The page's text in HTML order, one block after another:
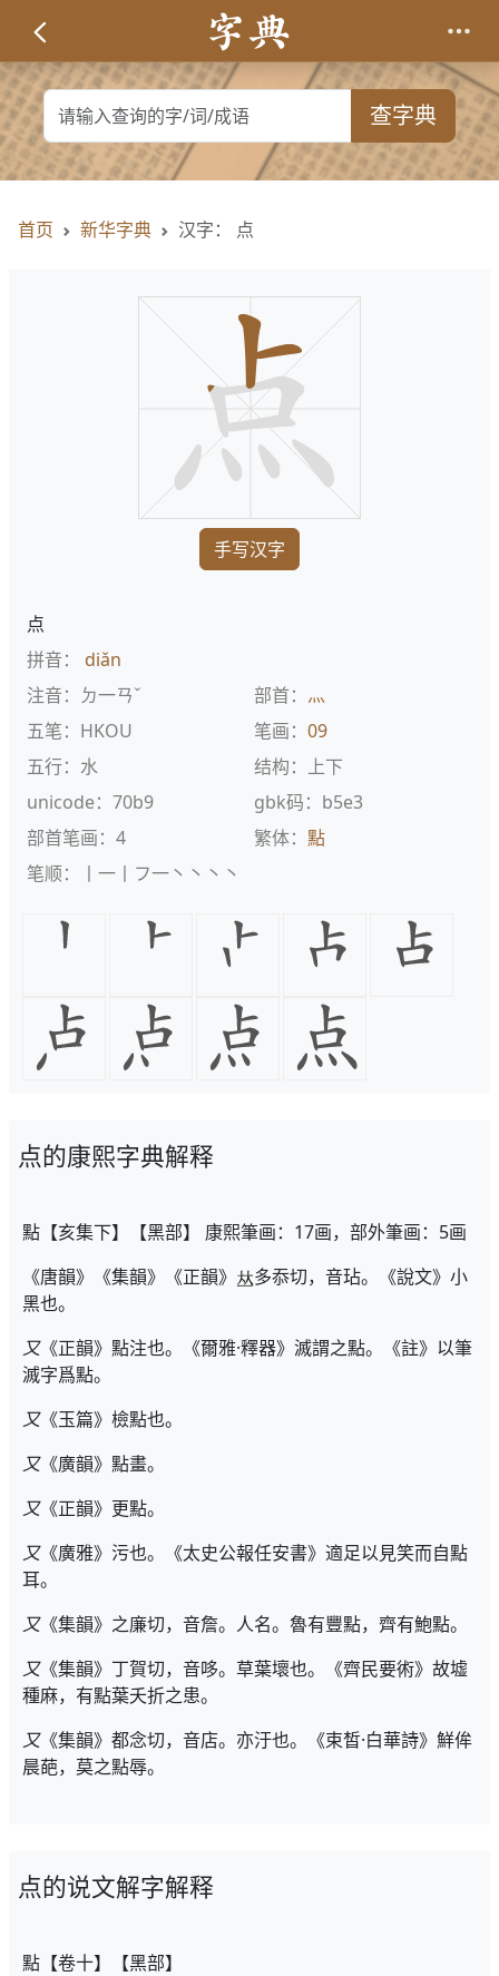
查字典
首页 新华字典 汉字： 点
手写汉字
点
拼音： diǎn
注音：ㄉ一ㄢˇ
部首： 灬
五笔：HKOU
笔画： 09
五行：水
结构：上下
unicode：70b9
gbk码：b5e3
部首笔画：4
繁体： 點
笔顺：丨一丨フ一丶丶丶丶
点的康熙字典解释
點【亥集下】【黑部】 康熙筆画：17画，部外筆画：5画
《唐韻》《集韻》《正韻》
多忝切，音玷。《說文》小
黑也。
又《正韻》點注也。《爾雅·釋器》滅謂之點。《註》以筆
滅字爲點。
又《玉篇》檢點也。
又《廣韻》點畫。
又《正韻》更點。
又《廣雅》污也。《太史公報任安書》適足以見笑而自點
耳。
又《集韻》之廉切，音詹。人名。魯有豐點，齊有鮑點。
又《集韻》丁賀切，音哆。草葉壞也。《齊民要術》故墟
種麻，有點葉夭折之患。
又《集韻》都念切，音店。亦汙也。《束皙·白華詩》鮮侔
晨葩，莫之點辱。
点的说文解字解释
點【卷十】【黑部】